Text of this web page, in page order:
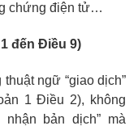
chứng điện tử…
đến Điều 9)
ngữ “giao dịch”
1 Điều 2), không
bản dịch” mà